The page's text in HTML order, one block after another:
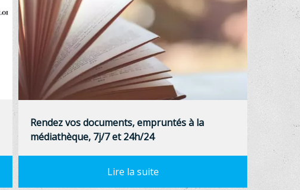
Rendez vos documents, empruntés à la
médiathèque, 7j/7 et 24h/24